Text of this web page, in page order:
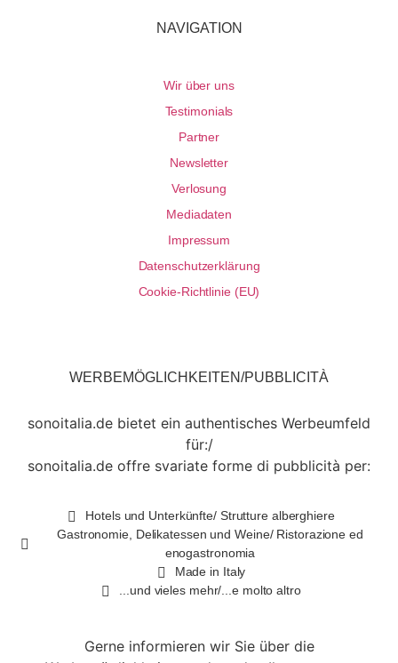
NAVIGATION
Wir über uns
Testimonials
Partner
Newsletter
Verlosung
Mediadaten
Impressum
Datenschutzerklärung
Cookie-Richtlinie (EU)
WERBEMÖGLICHKEITEN/PUBBLICITÀ
sonoitalia.de bietet ein authentisches Werbeumfeld
für:/
sonoitalia.de offre svariate forme di pubblicità per:
Hotels und Unterkünfte/ Strutture alberghiere
Gastronomie, Delikatessen und Weine/ Ristorazione ed
enogastronomia
Made in Italy
...und vieles mehr/...e molto altro
Gerne informieren wir Sie über die